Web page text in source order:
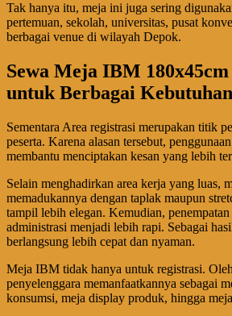
Tak hanya itu, meja ini juga sering
pertemuan, sekolah, universitas, pusat
berbagai venue di wilayah Depok.
Sewa Meja IBM
untuk Berbagai
Sementara Area registrasi merupakan titik
peserta. Karena alasan tersebut,
membantu menciptakan kesan yang lebih
Selain menghadirkan area kerja yang luas,
memadukannya dengan taplak maupun
tampil lebih elegan. Kemudian,
administrasi menjadi lebih rapi. Sebagai
berlangsung lebih cepat dan nyaman.
Meja IBM tidak hanya untuk registrasi.
penyelenggara memanfaatkannya sebagai
konsumsi, meja display produk, hingga